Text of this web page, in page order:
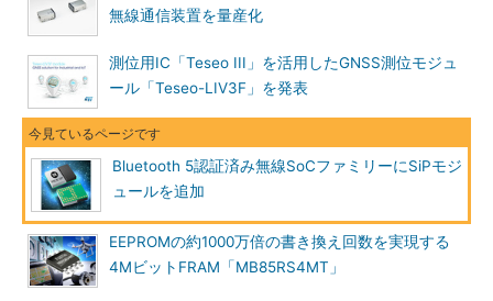
無線通信装置を量産化
測位用IC「Teseo III」を活用したGNSS測位モジュ
ール「Teseo-LIV3F」を発表
Bluetooth 5認証済み無線SoCファミリーにSiPモジ
ュールを追加
EEPROMの約1000万倍の書き換え回数を実現する
4MビットFRAM「MB85RS4MT」